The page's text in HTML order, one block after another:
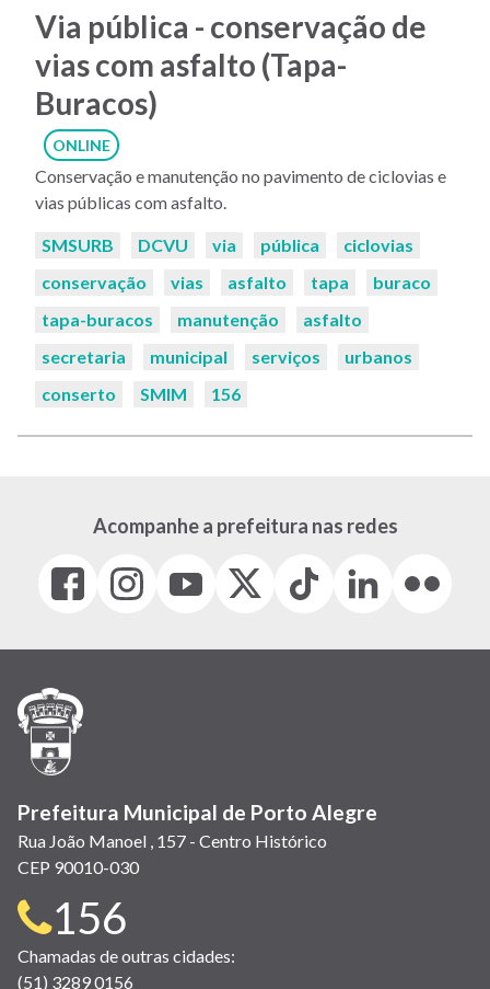
Via pública - conservação de
vias com asfalto (Tapa-
Buracos)
ONLINE
Conservação e manutenção no pavimento de ciclovias e
vias públicas com asfalto.
Palavras-
SMSURB DCVU via pública
ciclovias
conservação
vias asfalto tapa
buraco
tapa-buracos
manutenção
asfalto
secretaria
municipal serviços
urbanos
conserto
SMIM 156
Acompanhe a prefeitura nas redes
Facebook
(link
em
janela)
Instagram
(link
em
(link
em
(Antigo
(link
Tiktok
(link
em
LinkedIn
(link
em
(link
em
Prefeitura Municipal de Porto Alegre
Rua João Manoel , 157 - Centro Histórico
CEP 90010-030
Telefone
para
156
Chamadas de outras cidades:
(51) 3289 0156